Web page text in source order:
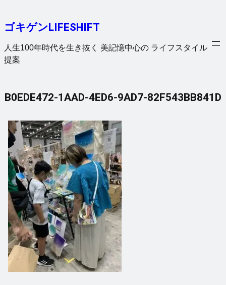
を
ス
キ
ゴキゲンLIFESHIFT
人生100年時代を生き抜く 美記憶中心の ライフスタイル
提案
B0EDE472-1AAD-4ED6-9AD7-82F543BB841D